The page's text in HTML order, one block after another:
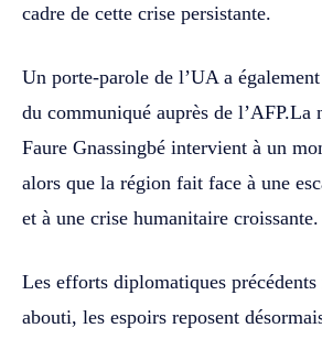
cadre de cette crise persistante.
Un porte-parole de l’UA a
du communiqué auprès de l’AFP.La
Faure Gnassingbé intervient à un
alors que la région fait face à une
et à une crise humanitaire croissante.
Les efforts diplomatiques précédents
abouti, les espoirs reposent